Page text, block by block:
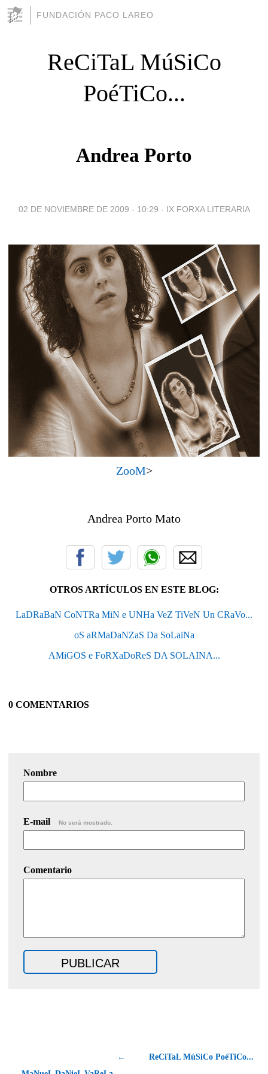
FUNDACIÓN PACO LAREO
ReCiTaL MúSiCo
PoéTiCo...
Andrea Porto
02 DE NOVIEMBRE DE 2009 - 10:29 - IX FORXA LITERARIA
ZooM>
Andrea Porto Mato
OTROS ARTÍCULOS EN ESTE BLOG:
LaDRaBaN CoNTRa MiN e UNHa VeZ TiVeN Un CRaVo...
oS aRMaDaNZaS Da SoLaiNa
AMiGOS e FoRXaDoReS DA SOLAINA...
0 COMENTARIOS
Nombre
E-mail No será mostrado.
Comentario
←
ReCiTaL MúSiCo PoéTiCo...